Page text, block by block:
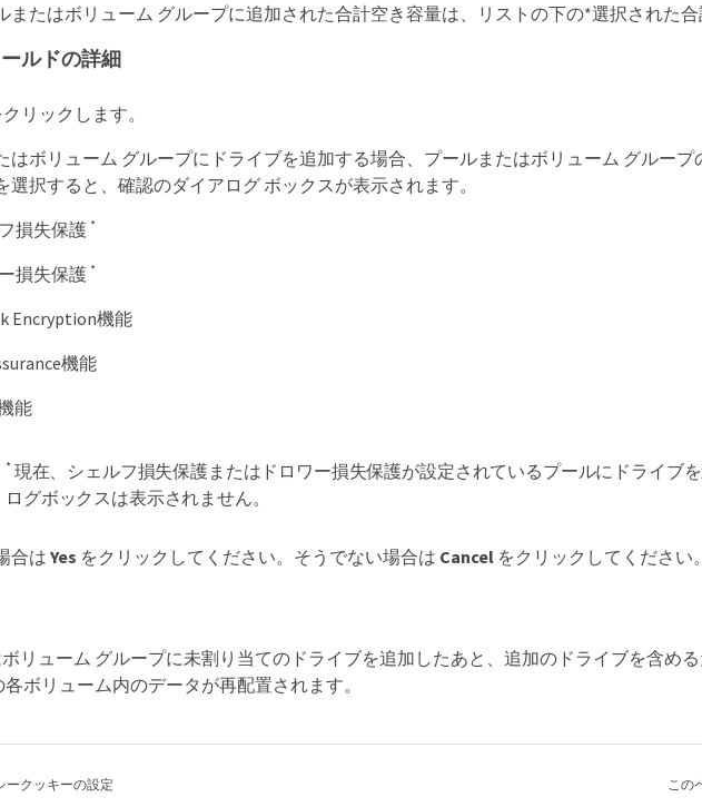
またはボリューム グループに追加された合計空き容量は、リストの下の*選択された合
ルドの詳細
リックします。
はボリューム グループにドライブを追加する場合、プールまたはボリューム グルー
選択すると、確認のダイアログ ボックスが表示されます。
損失保護 *
損失保護 *
Encryption機能
機能
能
*現在、シェルフ損失保護またはドロワー損失保護が設定されているプールにドライブ
ログボックスは表示されません。
合は Yes をクリックしてください。そうでない場合は Cancel をクリックしてください。
リューム グループに未割り当てのドライブを追加したあと、追加のドライブを含め
各ボリューム内のデータが再配置されます。
ークッキーの設定 この